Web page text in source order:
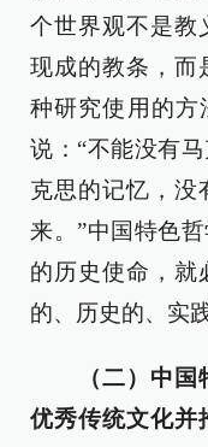
个世界观不是教
现成的教条，而
种研究使用的方
说：“不能没有
克思的记忆，没
来。”中国特色
的历史使命，就
的、历史的、实
（二）中国
优秀传统文化并